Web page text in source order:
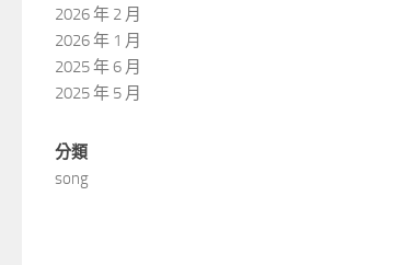
2026 年 2 月
2026 年 1 月
2025 年 6 月
2025 年 5 月
分類
song